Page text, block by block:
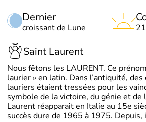
Dernier
croissant de Lune
Saint Laurent
Nous fêtons les LAURENT. Ce
laurier » en latin. Dans l’antiquité, des
lauriers étaient tressées pour les
symbole de la victoire, du génie et de
Laurent réapparait en Italie au 15e
succès dure de 1965 à 1975. Depuis,